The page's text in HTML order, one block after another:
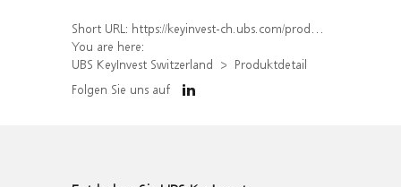
Short URL: https://keyinvest-ch.ubs.com/produkt/detail/index/isin/CH1580501091
You are here:
UBS KeyInvest Switzerland
Produktdetail
Folgen Sie uns auf